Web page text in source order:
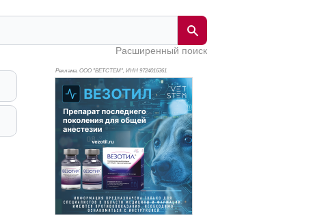
Расширенный поиск
Реклама. ООО "ВЕТСТЕМ", ИНН 9724016361